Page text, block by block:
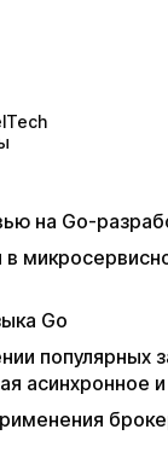
на Go-
Go
популярных
асинхронное